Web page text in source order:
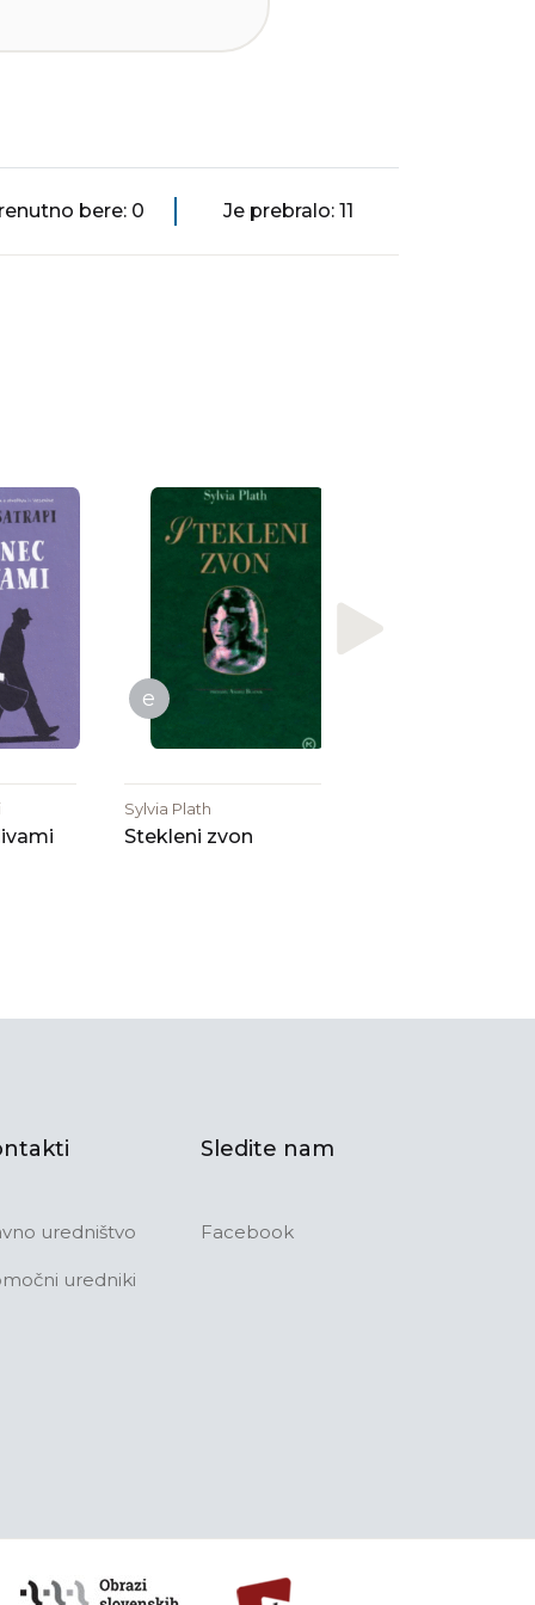
bere: 0 Je prebralo: 11
e
Sylvia Plath
Stekleni zvon
uredništvo
uredniki
Sledite nam
Facebook